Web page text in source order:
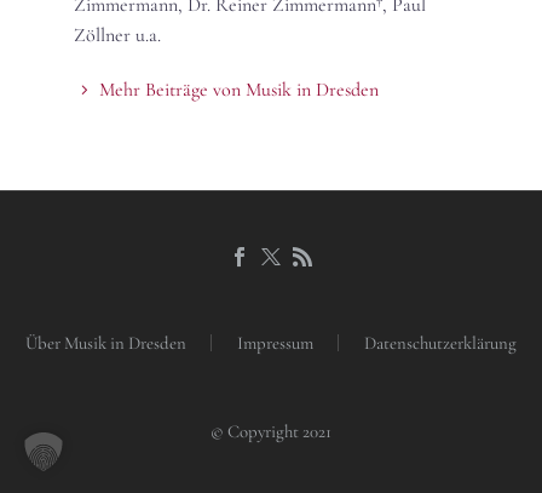
Zöllner u.a.
Mehr Beiträge von Musik in Dresden
Über Musik in Dresden Impressum Datenschutzerklärung
© Copyright 2021